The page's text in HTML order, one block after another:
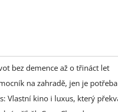
bez demence až o třináct let
na zahradě, jen je
Vlastní kino i luxus, který